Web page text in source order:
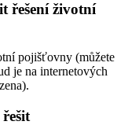
řešení životní
pojišťovny (můžete
je na internetových